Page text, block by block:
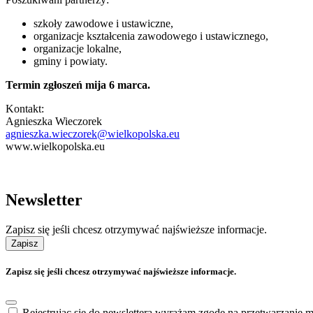
szkoły zawodowe i ustawiczne,
organizacje kształcenia zawodowego i ustawicznego,
organizacje lokalne,
gminy i powiaty.
Termin zgłoszeń mija 6 marca.
Kontakt:
Agnieszka Wieczorek
agnieszka.wieczorek@wielkopolska.eu
www.wielkopolska.eu
Newsletter
Zapisz się jeśli chcesz otrzymywać najświeższe informacje.
Zapisz
Zapisz się jeśli chcesz otrzymywać najświeższe informacje.